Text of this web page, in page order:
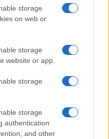
storage
on web or
storage
website or app.
storage
storage
authentication
and other
LAVORA CON NOI